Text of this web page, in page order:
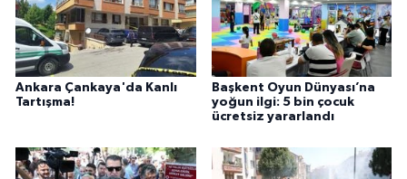
Ankara Çankaya'da Kanlı
Tartışma!
Başkent Oyun Dünyası’na
yoğun ilgi: 5 bin çocuk
ücretsiz yararlandı